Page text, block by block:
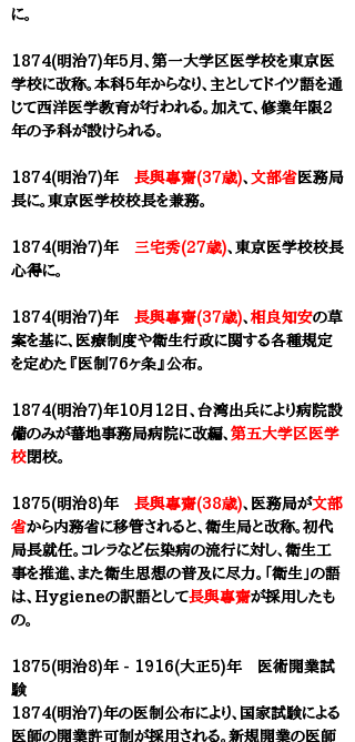
に。
1874(明治7)年5月、 第一大学区医学校を東京医
学校に改称。 本科5年からなり、主としてドイツ語を通
じて西洋医学教育が行われる。加えて、修業年限2
年の予科が設けられる。
1874(明治7)年 長與專齋(37歳)、 文部省 医務局
長に。 東京医学校校長を兼務。
1874(明治7)年 三宅秀(27歳)、 東京医学校校長
心得に。
1874(明治7)年 長與專齋(37歳)、 相良知安の草
案を基に、医療制度や衛生行政に関する各種規定
を定めた『医制76ヶ条』公布。
1874(明治7)年10月12日、台湾出兵により病院設
備のみが蕃地事務局病院に改編、 第五大学区医学
校閉校。
1875(明治8)年 長與專齋(38歳)、医務局が文部
省から内務省に移管されると、衛生局と改称。初代
局長就任。コレラなど伝染病の流行に対し、衛生工
事を推進、また衛生思想の普及に尽力。「衛生」の語
は、Hygieneの訳語として長與專齋が採用したも
の。
1875(明治8)年 - 1916(大正5)年 医術開業試
験
1874(明治7)年の医制公布により、国家試験による
医師の開業許可制が採用される。新規開業の医師